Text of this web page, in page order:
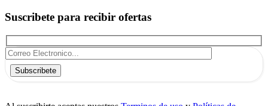
Suscribete para recibir ofertas
Subscribete